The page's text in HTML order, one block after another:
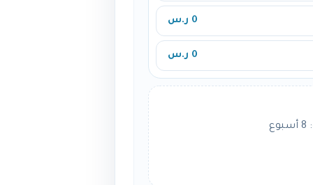
0 ر.س
0 ر.س